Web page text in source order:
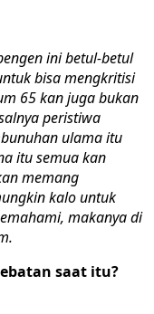
ini betul-betul
bisa mengkritisi
65 kan juga bukan
peristiwa
ulama itu
itu semua kan
memang
kalo untuk
makanya di
saat itu?